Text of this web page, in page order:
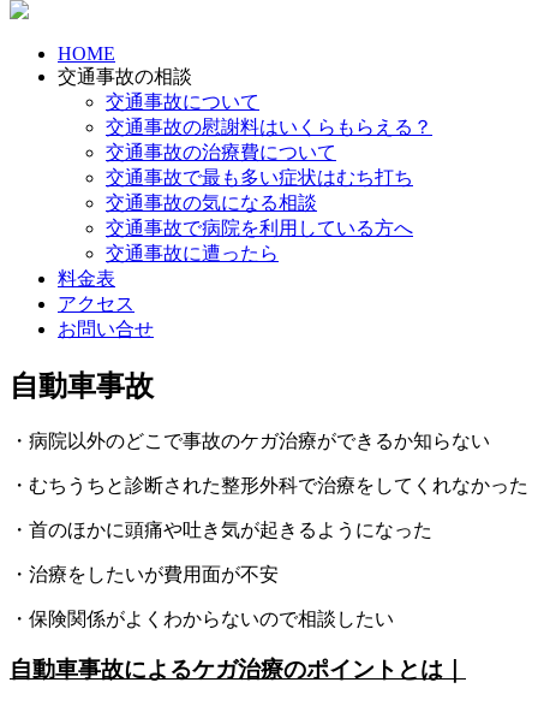
HOME
交通事故の相談
交通事故について
交通事故の慰謝料はいくらもらえる？
交通事故の治療費について
交通事故で最も多い症状はむち打ち
交通事故の気になる相談
交通事故で病院を利用している方へ
交通事故に遭ったら
料金表
アクセス
お問い合せ
自動車事故
・病院以外のどこで事故のケガ治療ができるか知らない
・むちうちと診断された整形外科で治療をしてくれなかった
・首のほかに頭痛や吐き気が起きるようになった
・治療をしたいが費用面が不安
・保険関係がよくわからないので相談したい
自動車事故によるケガ治療のポイントとは｜